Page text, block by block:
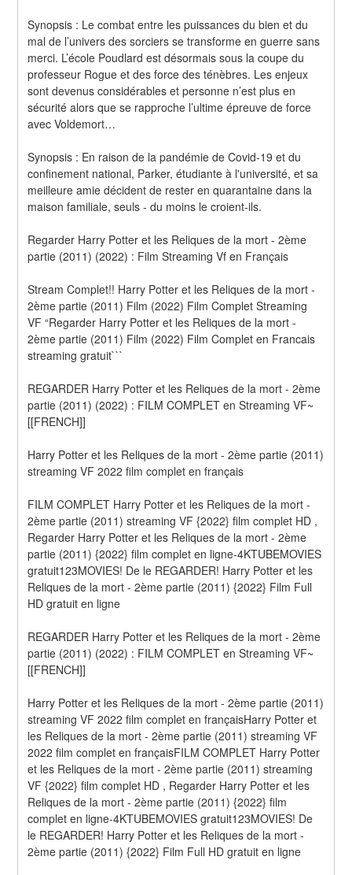
Synopsis : Le combat entre les puissances du bien et du
mal de l’univers des sorciers se transforme en guerre sans
merci. L’école Poudlard est désormais sous la coupe du
professeur Rogue et des force des ténèbres. Les enjeux
sont devenus considérables et personne n’est plus en
sécurité alors que se rapproche l’ultime épreuve de force
avec Voldemort…
Synopsis : En raison de la pandémie de Covid-19 et du
confinement national, Parker, étudiante à l'université, et sa
meilleure amie décident de rester en quarantaine dans la
maison familiale, seuls - du moins le croient-ils.
Regarder Harry Potter et les Reliques de la mort - 2ème
partie (2011) (2022) : Film Streaming Vf en Français
Stream Complet!! Harry Potter et les Reliques de la mort -
2ème partie (2011) Film (2022) Film Complet Streaming
VF “Regarder Harry Potter et les Reliques de la mort -
2ème partie (2011) Film (2022) Film Complet en Francais
streaming gratuit```
REGARDER Harry Potter et les Reliques de la mort - 2ème
partie (2011) (2022) : FILM COMPLET en Streaming VF~
[[FRENCH]]
Harry Potter et les Reliques de la mort - 2ème partie (2011)
streaming VF 2022 film complet en français
FILM COMPLET Harry Potter et les Reliques de la mort -
2ème partie (2011) streaming VF {2022} film complet HD ,
Regarder Harry Potter et les Reliques de la mort - 2ème
partie (2011) {2022} film complet en ligne-4KTUBEMOVIES
gratuit123MOVIES! De le REGARDER! Harry Potter et les
Reliques de la mort - 2ème partie (2011) {2022} Film Full
HD gratuit en ligne
REGARDER Harry Potter et les Reliques de la mort - 2ème
partie (2011) (2022) : FILM COMPLET en Streaming VF~
[[FRENCH]]
Harry Potter et les Reliques de la mort - 2ème partie (2011)
streaming VF 2022 film complet en françaisHarry Potter et
les Reliques de la mort - 2ème partie (2011) streaming VF
2022 film complet en françaisFILM COMPLET Harry Potter
et les Reliques de la mort - 2ème partie (2011) streaming
VF {2022} film complet HD , Regarder Harry Potter et les
Reliques de la mort - 2ème partie (2011) {2022} film
complet en ligne-4KTUBEMOVIES gratuit123MOVIES! De
le REGARDER! Harry Potter et les Reliques de la mort -
2ème partie (2011) {2022} Film Full HD gratuit en ligne